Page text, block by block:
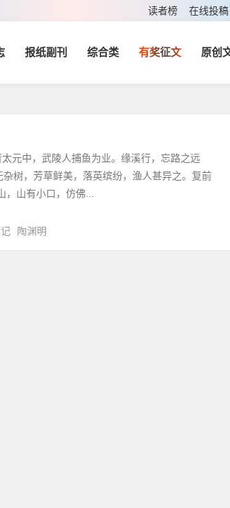
读者榜 在线投稿
报纸副刊 综合类 有奖征文 原创
元中，武陵人捕鱼为业。缘溪行，忘路之远
树，芳草鲜美，落英缤纷，渔人甚异之。复前
山有小口，仿佛...
陶渊明